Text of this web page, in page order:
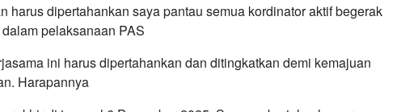
harus dipertahankan saya pantau semua kordinator aktif begerak
pelaksanaan PAS
ini harus dipertahankan dan ditingkatkan demi kemajuan
Harapannya